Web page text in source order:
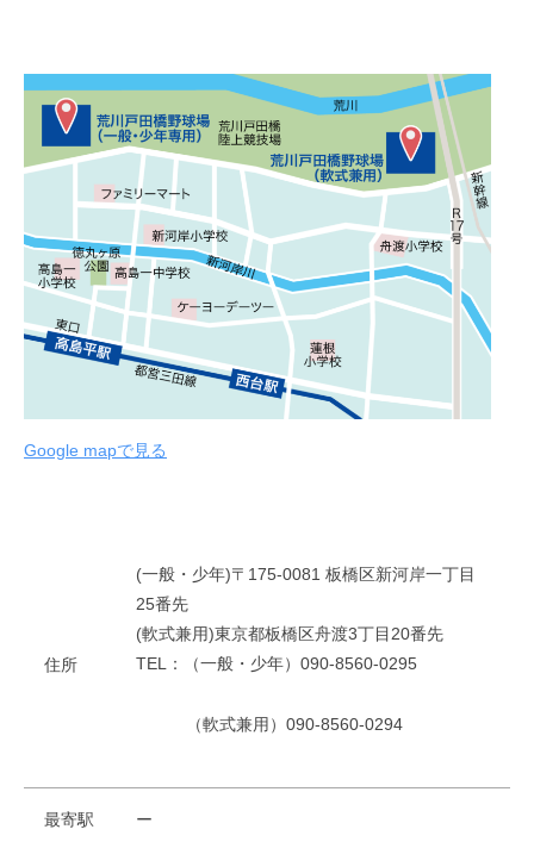
Google mapで見る
住所
(一般・少年)〒175-0081 板橋区新河岸一丁目
25番先
(軟式兼用)東京都板橋区舟渡3丁目20番先
TEL：（一般・少年）090-8560-0295
（軟式兼用）090-8560-0294
最寄駅 ー